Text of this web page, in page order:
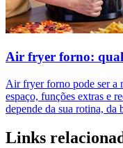
Air fryer forno:
Air fryer forno pode ser a
espaço, funções extras e
depende da sua rotina, da
Links